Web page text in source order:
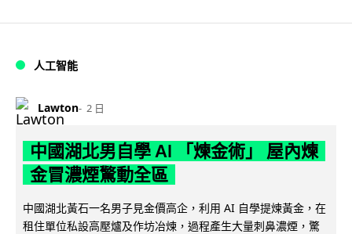
人工智能
Lawton 2 日
中國湖北男自學 AI 「煉金術」 屋內煉
金冒濃煙驚動全區
中國湖北黃石一名男子見金價高企，利用 AI 自學提煉黃金，在
租住單位私設高壓爐及作坊冶煉，過程產生大量刺鼻濃煙，驚